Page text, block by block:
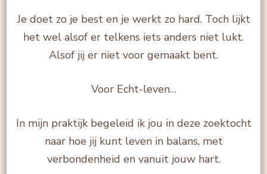
Je doet zo je best en je werkt zo hard. Toch lijkt
het wel alsof er telkens iets anders niet lukt.
Alsof jij er niet voor gemaakt bent.
Voor Echt-leven…
In mijn praktijk begeleid ik jou in deze zoektocht
naar hoe jij kunt leven in balans, met
verbondenheid en vanuit jouw hart.